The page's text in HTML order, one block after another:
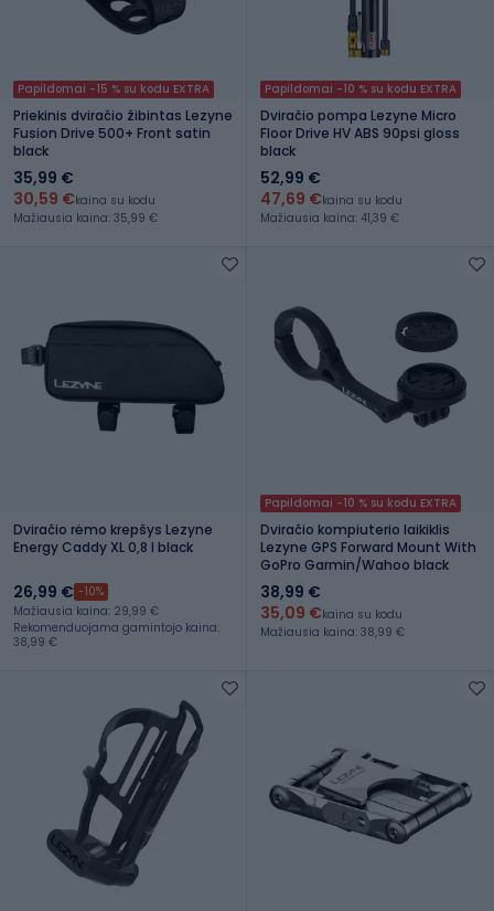
Papildomai -15 % su kodu EXTRA
Priekinis dviračio žibintas Lezyne
Fusion Drive 500+ Front satin
black
35,99 €
30,59 €kaina su kodu
Mažiausia kaina: 35,99 €
Papildomai -10 % su kodu EXTRA
Dviračio pompa Lezyne Micro
Floor Drive HV ABS 90psi gloss
black
52,99 €
47,69 €kaina su kodu
Mažiausia kaina: 41,39 €
Dviračio rėmo krepšys Lezyne
Energy Caddy XL 0,8 l black
26,99 € -10%
Mažiausia kaina: 29,99 €
Rekomenduojama gamintojo kaina:
38,99 €
Papildomai -10 % su kodu EXTRA
Dviračio kompiuterio laikiklis
Lezyne GPS Forward Mount With
GoPro Garmin/Wahoo black
38,99 €
35,09 €kaina su kodu
Mažiausia kaina: 38,99 €